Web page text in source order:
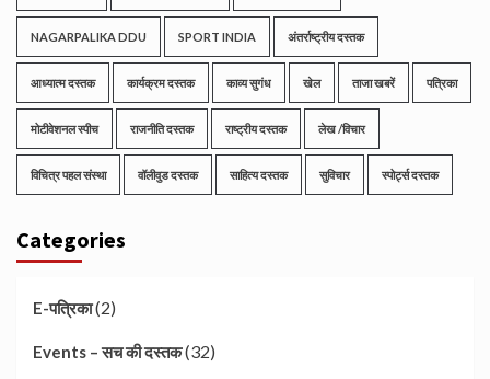
NAGARPALIKA DDU SPORT INDIA अंतर्राष्ट्रीय दस्तक
आध्यात्म दस्तक कार्यक्रम दस्तक काव्य सुगंध खेल ताजा खबरें पत्रिका
मोटीवेशनल स्पीच राजनीति दस्तक राष्ट्रीय दस्तक लेख /विचार
विचित्र पहल संस्था वॉलीवुड दस्तक साहित्य दस्तक सुविचार स्पोर्ट्स दस्तक
Categories
E-पत्रिका(2)
Events – सच की दस्तक(32)